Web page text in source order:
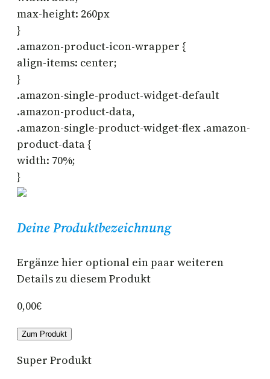
max-height: 260px
}
.amazon-product-icon-wrapper {
align-items: center;
}
.amazon-single-product-widget-default
.amazon-product-data,
.amazon-single-product-widget-flex .amazon-
product-data {
width: 70%;
}
Deine Produktbezeichnung
Ergänze hier optional ein paar weiteren
Details zu diesem Produkt
0,00€
Zum Produkt
Super Produkt